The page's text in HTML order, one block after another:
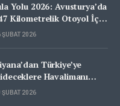
Yolu 2026: Avusturya’da
Kilometrelik Otoyol İçin
Euro Vinyet Ücreti
ŞUBAT 2026
Türkiye’ye
Havalimanı
Yoğunluk Artıyor
ŞUBAT 2026